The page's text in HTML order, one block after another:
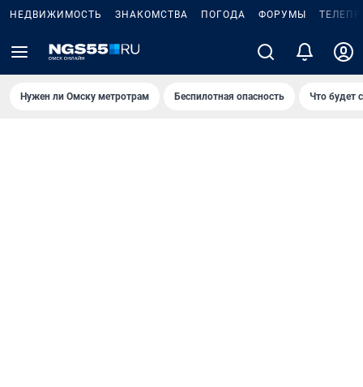
НЕДВИЖИМОСТЬ ЗНАКОМСТВА ПОГОДА ФОРУМЫ
Нужен ли Омску метротрам Беспилотная опасность Что будет